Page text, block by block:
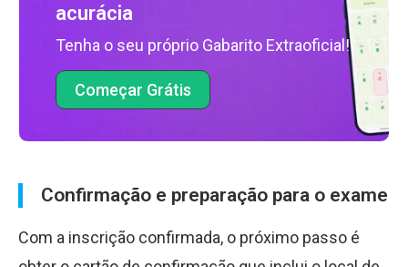
acurácia
Tenha o seu próprio Gabarito Extraoficial!
Começar Grátis
Confirmação e preparação para o exame
Com a inscrição confirmada, o próximo passo é